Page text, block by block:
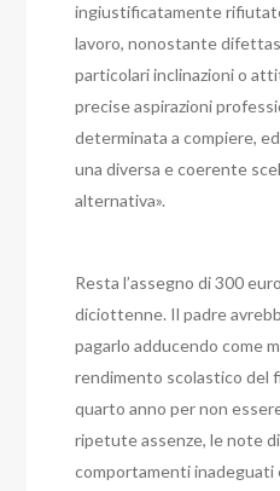
ingiustificatamente
lavoro, nonostante
particolari inclinazioni o
precise aspirazioni
determinata a compiere,
una diversa e coerente
alternativa».
Resta l’assegno di 300
diciottenne. Il padre
pagarlo adducendo come
rendimento scolastico del
quarto anno per non
ripetute assenze, le note
comportamenti inadeguati